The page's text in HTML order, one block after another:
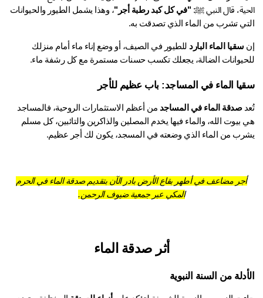
قال النبي ﷺ: "في كل كبد رطبة أجر"
، وهذا يشمل الطيور والحيوانات
تشرب من الماء الذي تصدقت به.
سقيا الماء البارد
للطيور في الصيف، أو وضع إناء ماء أمام منزلك
الضالة، يجعلك تكسب حسنات مستمرة مع كل رشفة ماء.
الماء في المساجد: باب عظيم للأجر
صدقة الماء في المساجد
من أعظم الاستثمارات الروحية، فالمساجد
هي بيوت الله، والماء فيها يخدم المصلين والذاكرين والتائبين، كل مسلم
من الماء الذي وضعته في المسجد، يكون لك أجر عظيم.
أجر مضاعف في أطهر بقاع الأرض بادر الآن بتقديم صدقة الماء في الحرم
المكي عبر جمعية ضيوف الرحمن.
أثر صدقة الماء
من السنة النبوية